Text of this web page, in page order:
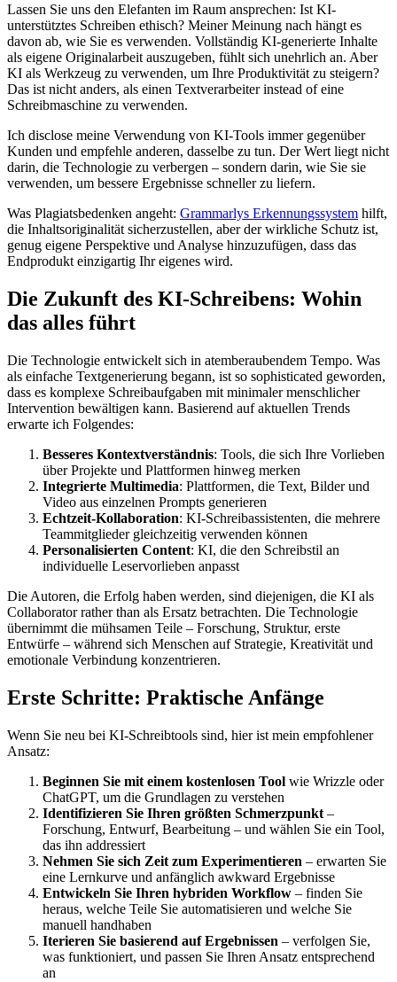
Lassen Sie uns den Elefanten im Raum ansprechen: Ist KI-
unterstütztes Schreiben ethisch? Meiner Meinung nach hängt es
davon ab, wie Sie es verwenden. Vollständig KI-generierte Inhalte
als eigene Originalarbeit auszugeben, fühlt sich unehrlich an. Aber
KI als Werkzeug zu verwenden, um Ihre Produktivität zu steigern?
Das ist nicht anders, als einen Textverarbeiter instead of eine
Schreibmaschine zu verwenden.
Ich disclose meine Verwendung von KI-Tools immer gegenüber
Kunden und empfehle anderen, dasselbe zu tun. Der Wert liegt nicht
darin, die Technologie zu verbergen – sondern darin, wie Sie sie
verwenden, um bessere Ergebnisse schneller zu liefern.
Was Plagiatsbedenken angeht: Grammarlys Erkennungssystem hilft,
die Inhaltsoriginalität sicherzustellen, aber der wirkliche Schutz ist,
genug eigene Perspektive und Analyse hinzuzufügen, dass das
Endprodukt einzigartig Ihr eigenes wird.
Die Zukunft des KI-Schreibens: Wohin
das alles führt
Die Technologie entwickelt sich in atemberaubendem Tempo. Was
als einfache Textgenerierung begann, ist so sophisticated geworden,
dass es komplexe Schreibaufgaben mit minimaler menschlicher
Intervention bewältigen kann. Basierend auf aktuellen Trends
erwarte ich Folgendes:
Besseres Kontextverständnis: Tools, die sich Ihre Vorlieben
über Projekte und Plattformen hinweg merken
Integrierte Multimedia: Plattformen, die Text, Bilder und
Video aus einzelnen Prompts generieren
Echtzeit-Kollaboration: KI-Schreibassistenten, die mehrere
Teammitglieder gleichzeitig verwenden können
Personalisierten Content: KI, die den Schreibstil an
individuelle Leservorlieben anpasst
Die Autoren, die Erfolg haben werden, sind diejenigen, die KI als
Collaborator rather than als Ersatz betrachten. Die Technologie
übernimmt die mühsamen Teile – Forschung, Struktur, erste
Entwürfe – während sich Menschen auf Strategie, Kreativität und
emotionale Verbindung konzentrieren.
Erste Schritte: Praktische Anfänge
Wenn Sie neu bei KI-Schreibtools sind, hier ist mein empfohlener
Ansatz:
Beginnen Sie mit einem kostenlosen Tool wie Wrizzle oder
ChatGPT, um die Grundlagen zu verstehen
Identifizieren Sie Ihren größten Schmerzpunkt –
Forschung, Entwurf, Bearbeitung – und wählen Sie ein Tool,
das ihn addressiert
Nehmen Sie sich Zeit zum Experimentieren – erwarten Sie
eine Lernkurve und anfänglich awkward Ergebnisse
Entwickeln Sie Ihren hybriden Workflow – finden Sie
heraus, welche Teile Sie automatisieren und welche Sie
manuell handhaben
Iterieren Sie basierend auf Ergebnissen – verfolgen Sie,
was funktioniert, und passen Sie Ihren Ansatz entsprechend
an